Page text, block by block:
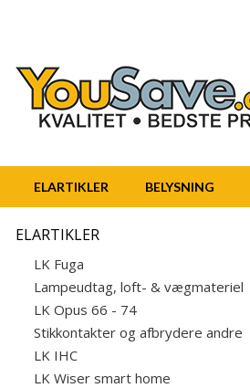
ELARTIKLER BELYSNING
ELARTIKLER
LK Fuga
Lampeudtag, loft- & vægmateriel
LK Opus 66 - 74
Stikkontakter og afbrydere andre
LK IHC
LK Wiser smart home